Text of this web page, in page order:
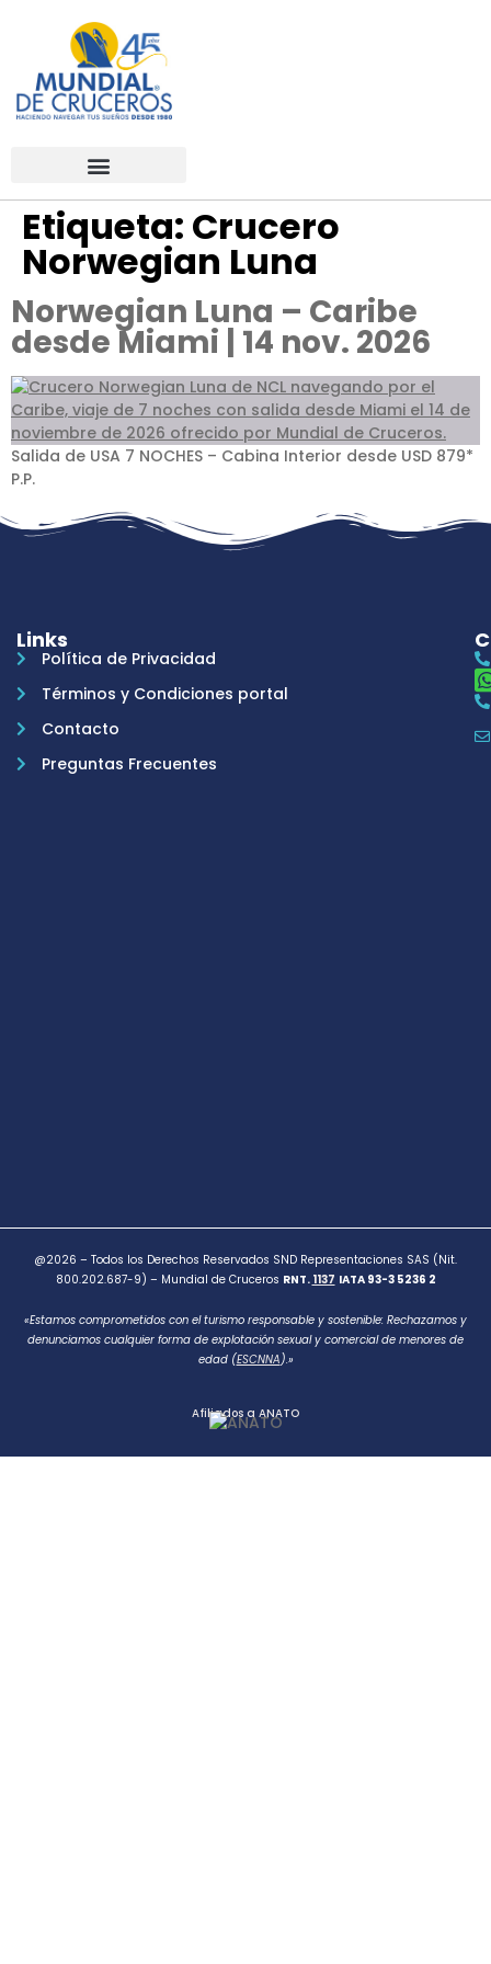
Etiqueta: Crucero
Norwegian Luna
Norwegian Luna – Caribe
desde Miami | 14 nov. 2026
Salida de USA 7 NOCHES – Cabina Interior desde USD 879*
P.P.
Links
Política de Privacidad
Términos y Condiciones portal
Contacto
Preguntas Frecuentes
@2026 – Todos los Derechos Reservados SND Representaciones SAS (Nit.
800.202.687-9) – Mundial de Cruceros RNT. 1137 IATA 93-3 5236 2
«Estamos comprometidos con el turismo responsable y sostenible: Rechazamos y
denunciamos cualquier forma de explotación sexual y comercial de menores de
edad (ESCNNA).»
Afiliados a ANATO